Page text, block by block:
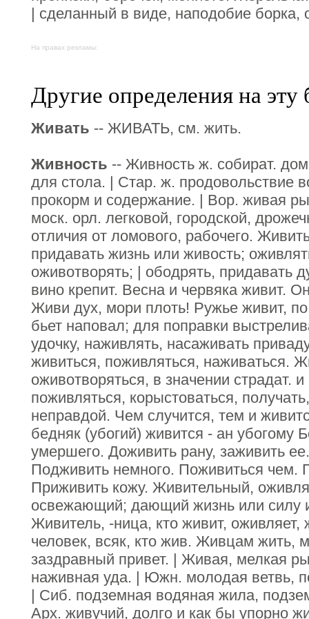
| сделанный в виде, наподобие борка,
На правах рекламы:
Другие определения на эту
Живать -- ЖИВАТЬ, см. жить.
Живность -- Живность ж. собират.
для стола. | Стар. ж. продовольствие
прокорм и содержание. | Вор. живая
моск. орл. легковой, городской,
отличия от ломового, рабочего.
придавать жизнь или живость;
оживотворять; | ободрять, придавать
вино крепит. Весна и червяка живит.
Живи дух, мори плоть! Ружье живит,
бьет наповал; для поправки
удочку, наживлять, насаживать
живиться, поживляться, наживаться.
оживотворяться, в значении страдат.
поживляться, корыстоваться,
неправдой. Чем случится, тем и
бедняк (убогий) живится - ан убогому
умершего. Доживить рану, заживить
Подживить немного. Поживиться чем.
Приживить кожу. Живительный,
освежающий; дающий жизнь или силу
Живитель, -ница, кто живит,
человек, всяк, кто жив. Живцам жить,
заздравный привет. | Живая, мелкая
наживная уда. | Южн. молодая ветвь,
| Сиб. подземная водяная жила,
Арх. живучий, долго и как бы упорно